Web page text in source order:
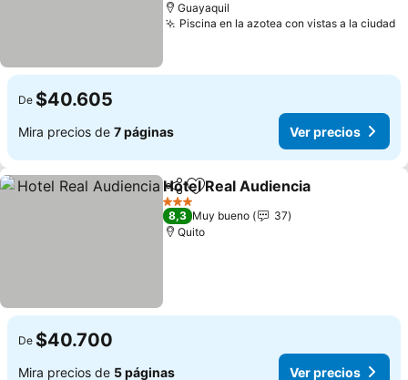
Guayaquil
Piscina en la azotea con vistas a la ciudad
De $40.605
Mira precios de 7 páginas Ver precios
CompartirAgregar a favoritos
Hotel Real Audiencia
3 Estrellas
8,3 Muy bueno
37
Quito
De $40.700
Mira precios de 5 páginas Ver precios